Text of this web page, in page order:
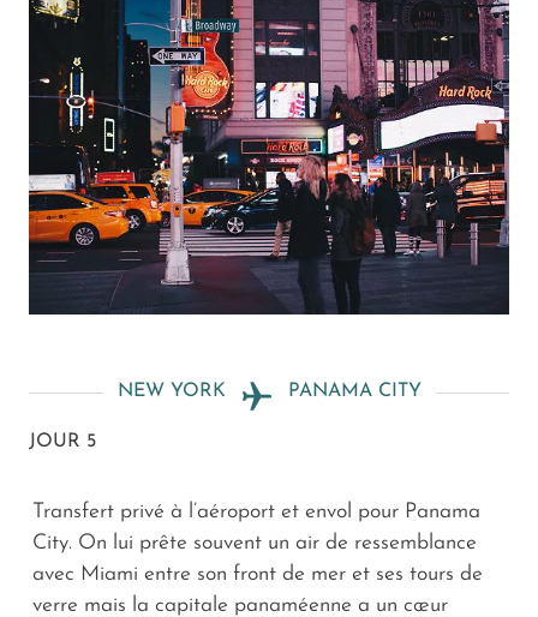
NEW YORK PANAMA CITY
JOUR 5
Transfert privé à l’aéroport et envol pour Panama
City. On lui prête souvent un air de ressemblance
avec Miami entre son front de mer et ses tours de
verre mais la capitale panaméenne a un cœur